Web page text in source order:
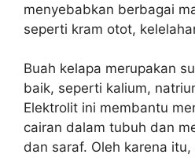
menyebabkan berbagai
seperti kram otot,
Buah kelapa merupakan
baik, seperti kalium,
Elektrolit ini membantu
cairan dalam tubuh dan
dan saraf. Oleh karena